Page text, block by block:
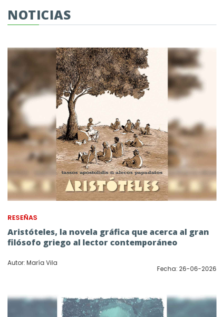
NOTICIAS
RESEÑAS
Aristóteles, la novela gráfica que acerca al gran
filósofo griego al lector contemporáneo
Autor: María Vila
Fecha: 26-06-2026